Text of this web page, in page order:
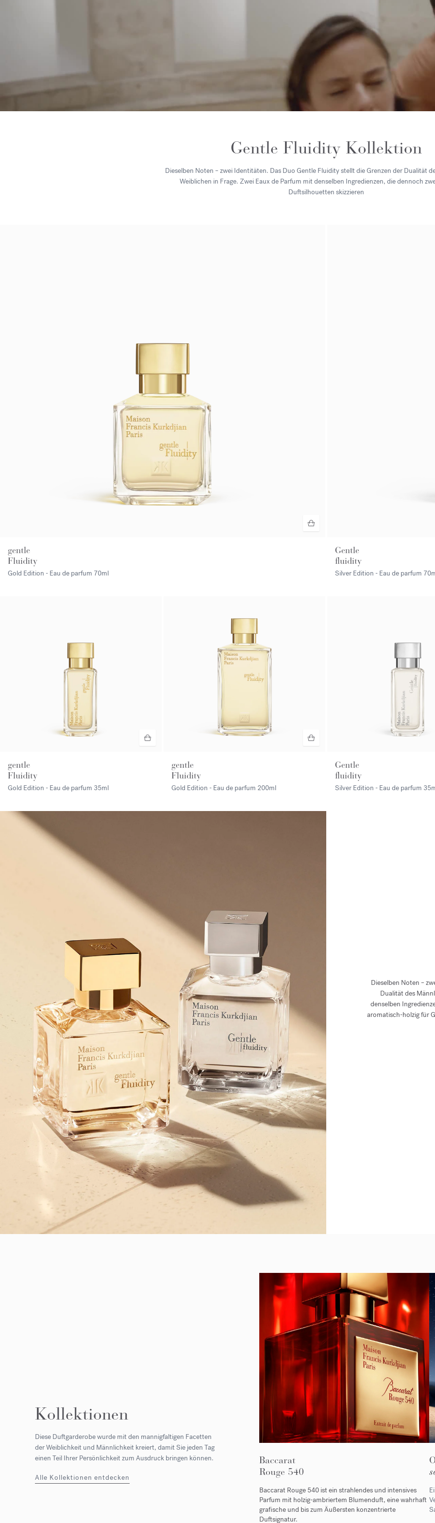
Gentle Fluidity Kollektion
Dieselben Noten – zwei Identitäten. Das Duo Gentle Fluidity stellt die Grenzen der Dualität
Weiblichen in Frage. Zwei Eaux de Parfum mit denselben Ingredienzen, die dennoch
Duftsilhouetten skizzieren
gentle
Fluidity
Gold Edition - Eau de parfum 70ml
gentle
Fluidity
Gold Edition - Eau de parfum 35ml
gentle
Fluidity
Gold Edition - Eau de parfum 200ml
Gentle
fluidity
Silver Edition - Eau de parfum
Gentle
fluidity
Silver Edition - Eau de parfum
Dieselben Noten –
Dualität des
denselben
aromatisch-holzig für
Kollektionen
Diese Duftgarderobe wurde mit den mannigfaltigen Facetten
der Weiblichkeit und Männlichkeit kreiert, damit Sie jeden Tag
einen Teil Ihrer Persönlichkeit zum Ausdruck bringen können.
Alle Kollektionen entdecken
Baccarat
Rouge 540
Baccarat Rouge 540 ist ein strahlendes und intensives
Parfum mit holzig-ambriertem Blumenduft, eine wahrhaft
grafische und bis zum Äußersten konzentrierte
Duftsignatur.